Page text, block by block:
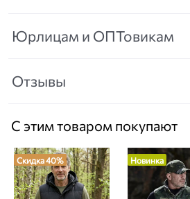
Юрлицам и ОПТовикам
Отзывы
С этим товаром покупают
Скидка 40% Новинка